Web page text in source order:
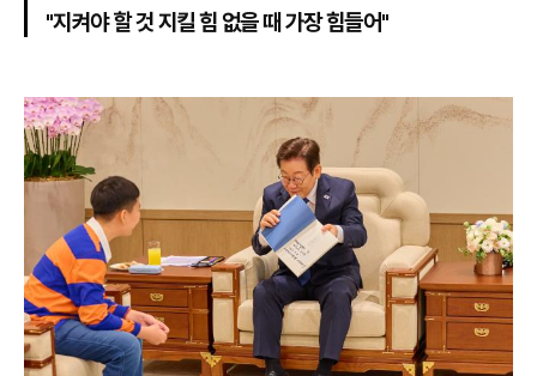
"지켜야 할 것 지킬 힘 없을 때 가장 힘들어"